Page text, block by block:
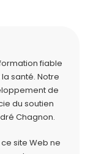
fiable
santé. Notre
de
du soutien
Chagnon.
site Web ne